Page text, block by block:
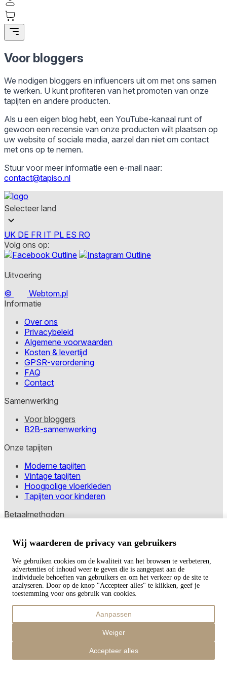
Voor bloggers
We nodigen bloggers en influencers uit om met ons samen
te werken. U kunt profiteren van het promoten van onze
tapijten en andere producten.
Als u een eigen blog hebt, een YouTube-kanaal runt of
gewoon een recensie van onze producten wilt plaatsen op
uw website of sociale media, aarzel dan niet om contact
met ons op te nemen.
Stuur voor meer informatie een e-mail naar:
contact@tapiso.nl
Selecteer land
UK DE FR IT PL ES RO
Volg ons op:
Uitvoering
©
Webtom.pl
Informatie
Over ons
Privacybeleid
Algemene voorwaarden
Kosten & levertijd
GPSR-verordening
FAQ
Contact
Samenwerking
Voor bloggers
B2B-samenwerking
Onze tapijten
Moderne tapijten
Vintage tapijten
Hoogpolige vloerkleden
Tapijten voor kinderen
Betaalmethoden
Copyright © 2026 TAPISO
Wij waarderen de privacy van gebruikers
We gebruiken cookies om de kwaliteit van het browsen te verbeteren,
advertenties of inhoud weer te geven die is aangepast aan de
individuele behoeften van gebruikers en om het verkeer op de site te
analyseren. Door op de knop "Accepteer alles" te klikken, geef je
toestemming voor ons gebruik van cookies.
Aanpassen
Weiger
Accepteer alles
Statistieken
Statistische cookies helpen website-eigenaren te begrijpen hoe
verzamelen en te rapporteren.
Marketing
Marketingcookies worden gebruikt om gebruikers over websites te
interessant zijn voor de individuele gebruiker en daardoor
waardevoller zijn voor uitgevers en externe adverteerders.
Niet-geclassificeerd
Niet-geclassificeerde cookies zijn cookies die in het proces van
classificatie zijn, samen met de aanbieders van de individuele cookies.
Winkelwagen
0,00
0,00
Verder winkelen